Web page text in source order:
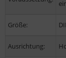
Größe:
Ausrichtung: